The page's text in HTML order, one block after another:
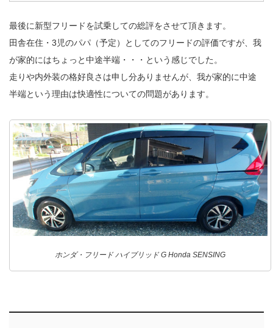
最後に新型フリードを試乗しての総評をさせて頂きます。
田舎在住・3児のパパ（予定）としてのフリードの評価ですが、我
が家的にはちょっと中途半端・・・という感じでした。
走りや内外装の格好良さは申し分ありませんが、我が家的に中途
半端という理由は快適性についての問題があります。
ホンダ・フリード ハイブリッド G Honda SENSING